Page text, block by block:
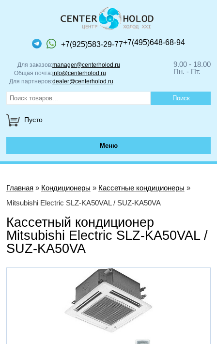
+7(925)583-29-77+7(495)648-68-94
Для заказов:manager@centerholod.ru
Общая почта:info@centerholod.ru
Для партнеров:dealer@centerholod.ru
9.00 - 18.00
Пн. - Пт.
Пусто
Меню
Главная » Кондиционеры » Кассетные кондиционеры »
Mitsubishi Electric SLZ-KA50VAL / SUZ-KA50VA
Кассетный кондиционер
Mitsubishi Electric SLZ-KA50VAL /
SUZ-KA50VA